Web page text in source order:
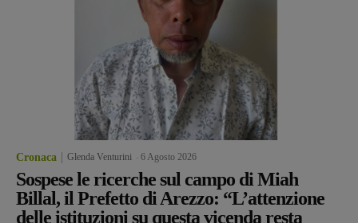
Cronaca Glenda Venturini 6 Agosto 2026
Sospese le ricerche sul campo di Miah
Billal, il Prefetto di Arezzo: “L’attenzione
delle istituzioni su questa vicenda resta